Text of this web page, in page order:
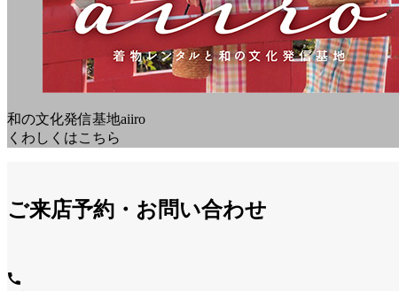
和の文化発信基地aiiro
くわしくはこちら
ご来店予約・お問い合わせ